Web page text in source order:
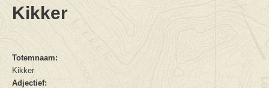
Kikker
Totemnaam:
Kikker
Adjectief: